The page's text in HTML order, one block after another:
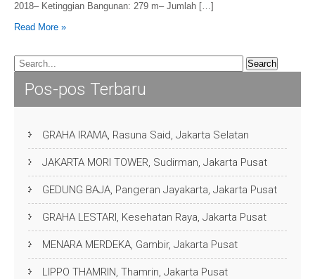
2018– Ketinggian Bangunan: 279 m– Jumlah […]
Read More »
Pos-pos Terbaru
GRAHA IRAMA, Rasuna Said, Jakarta Selatan
JAKARTA MORI TOWER, Sudirman, Jakarta Pusat
GEDUNG BAJA, Pangeran Jayakarta, Jakarta Pusat
GRAHA LESTARI, Kesehatan Raya, Jakarta Pusat
MENARA MERDEKA, Gambir, Jakarta Pusat
LIPPO THAMRIN, Thamrin, Jakarta Pusat